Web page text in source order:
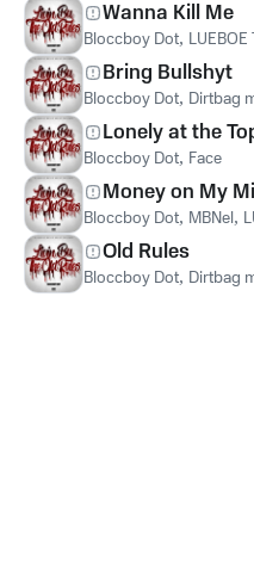
Wanna Kill Me
Bloccboy Dot,
Bring Bullshyt
Bloccboy Dot, Dirtbag
Lonely at the
Bloccboy Dot, Face
Money on My
Bloccboy Dot, MBNel,
Old Rules
Bloccboy Dot, Dirtbag